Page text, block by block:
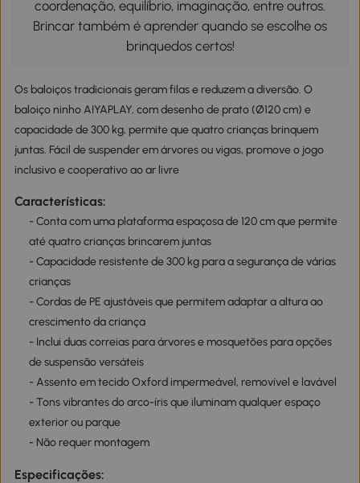
coordenação, equilíbrio, imaginação, entre outros.
Brincar também é aprender quando se escolhe os
brinquedos certos!
Os baloiços tradicionais geram filas e reduzem a diversão. O
baloiço ninho AIYAPLAY, com desenho de prato (Ø120 cm) e
capacidade de 300 kg, permite que quatro crianças brinquem
juntas. Fácil de suspender em árvores ou vigas, promove o jogo
inclusivo e cooperativo ao ar livre
Características:
- Conta com uma plataforma espaçosa de 120 cm que permite
até quatro crianças brincarem juntas
- Capacidade resistente de 300 kg para a segurança de várias
crianças
- Cordas de PE ajustáveis que permitem adaptar a altura ao
crescimento da criança
- Inclui duas correias para árvores e mosquetões para opções
de suspensão versáteis
- Assento em tecido Oxford impermeável, removível e lavável
- Tons vibrantes do arco-íris que iluminam qualquer espaço
exterior ou parque
- Não requer montagem
Especificações: